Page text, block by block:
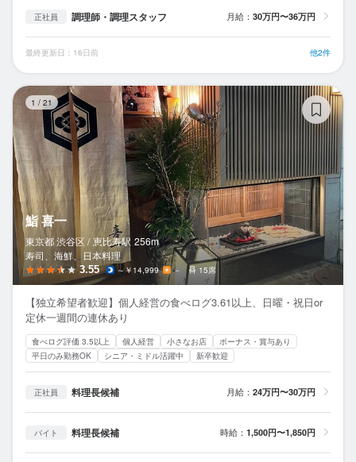
正社員 調理師・調理スタッフ 月給： 30万円〜36万円
最終更新日：16日前 他2件
1 / 21
鮨 喜一
東京都 渋谷区 / 恵比寿駅 256m
寿司、海鮮、日本料理
3.55 ～￥14,999 － 15席
【独立希望者歓迎】個人経営の食べログ3.61以上、日曜・祝日or
定休一週間の連休あり
食べログ評価 3.5以上 個人経営 小さなお店
ボーナス・賞与あり
平日のみ勤務OK
シニア・ミドル活躍中 新卒歓迎
正社員 料理長候補 月給： 24万円〜30万円
バイト 料理長候補 時給： 1,500円〜1,850円